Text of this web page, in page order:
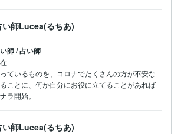
い師Lucea(るちあ)
師 / 占い師
ているものを、コロナでたくさんの方が不安な
ことに、何か自分にお役に立てることがあれば
ラ開始。
い師Lucea(るちあ)